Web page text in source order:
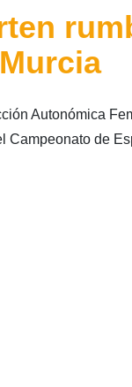
Autonómica
Campeonato de